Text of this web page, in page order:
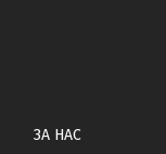
ЗА НАС